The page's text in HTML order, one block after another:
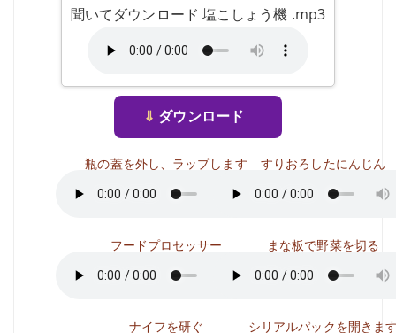
聞いてダウンロード 塩こしょう機 .mp3
⇓ ダウンロード
瓶の蓋を外し、ラップします
フードプロセッサー
ナイフを研ぐ
すりおろしたにんじん
まな板で野菜を切る
シリアルパックを開きま